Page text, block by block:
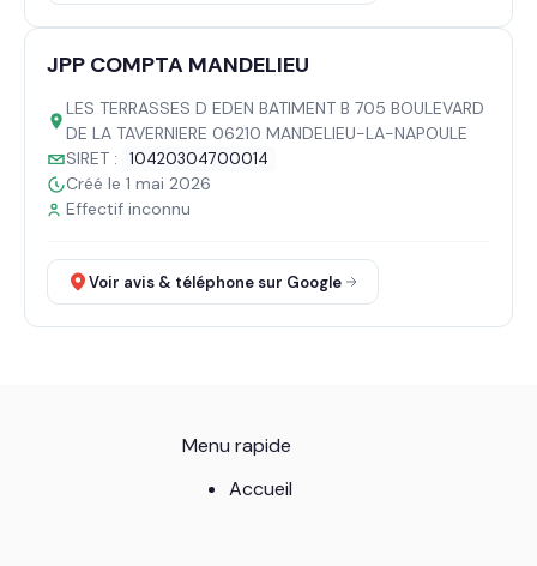
JPP COMPTA MANDELIEU
LES TERRASSES D EDEN BATIMENT B 705 BOULEVARD
DE LA TAVERNIERE 06210 MANDELIEU-LA-NAPOULE
SIRET :
10420304700014
Créé le 1 mai 2026
Effectif inconnu
Voir avis & téléphone sur Google
Menu rapide
Accueil